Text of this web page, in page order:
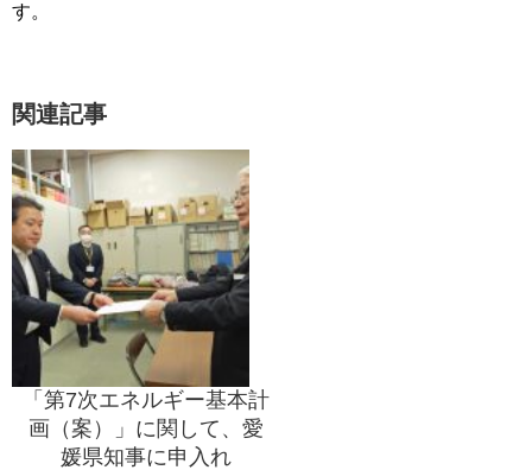
す。
関連記事
「第7次エネルギー基本計
画（案）」に関して、愛
媛県知事に申入れ